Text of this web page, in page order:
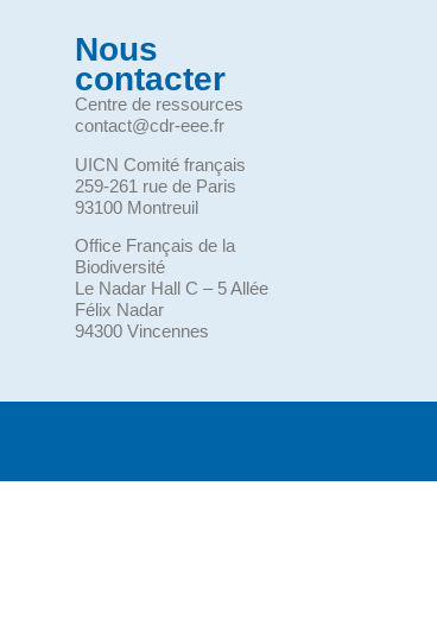
Nous
contacter
Centre de ressources
contact@cdr-eee.fr
UICN Comité français
259-261 rue de Paris
93100 Montreuil
Office Français de la
Biodiversité
Le Nadar Hall C – 5 Allée
Félix Nadar
94300 Vincennes